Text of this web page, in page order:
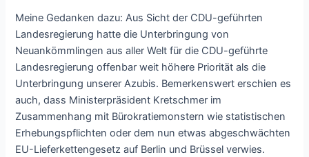
Meine Gedanken dazu: Aus Sicht der CDU-geführten
Landesregierung hatte die Unterbringung von
Neuankömmlingen aus aller Welt für die CDU-geführte
Landesregierung offenbar weit höhere Priorität als die
Unterbringung unserer Azubis. Bemerkenswert erschien es
auch, dass Ministerpräsident Kretschmer im
Zusammenhang mit Bürokratiemonstern wie statistischen
Erhebungspflichten oder dem nun etwas abgeschwächten
EU-Lieferkettengesetz auf Berlin und Brüssel verwies.